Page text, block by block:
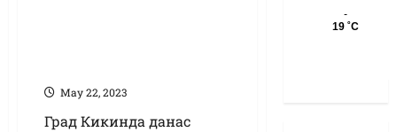
Маy 22, 2023
Град Кикинда данас